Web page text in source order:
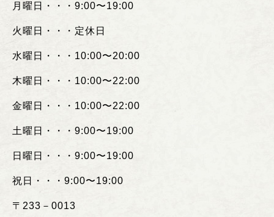
月曜日・・・ 9:00〜19:00
火曜日・・・定休日
水曜日・・・ 10:00〜20:00
木曜日・・・ 10:00〜22:00
金曜日・・・ 10:00〜22:00
土曜日・・・ 9:00〜19:00
日曜日・・・ 9:00〜19:00
祝日・・・ 9:00〜19:00
〒 233 － 0013